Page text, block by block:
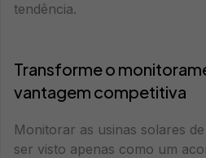
tendência.
Transforme o
vantagem competitiva
Monitorar as usinas solares
ser visto apenas como um